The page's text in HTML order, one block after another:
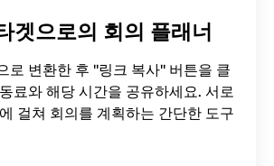
겟으로의 회의 플래너
로 변환한 후 "링크 복사" 버튼을 클
료와 해당 시간을 공유하세요. 서로
걸쳐 회의를 계획하는 간단한 도구